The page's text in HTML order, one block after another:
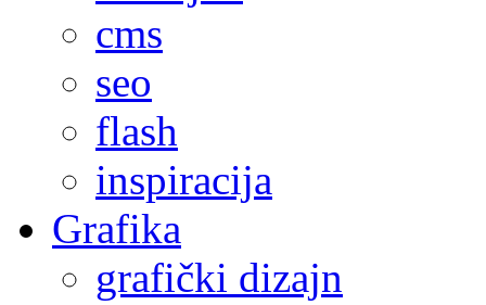
cms
seo
flash
inspiracija
Grafika
grafički dizajn